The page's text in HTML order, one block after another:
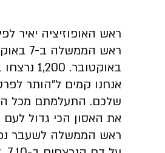
שלכם. התעלמתם מכל
את האסון הכי גדול
ראש הממשלה לשעבר